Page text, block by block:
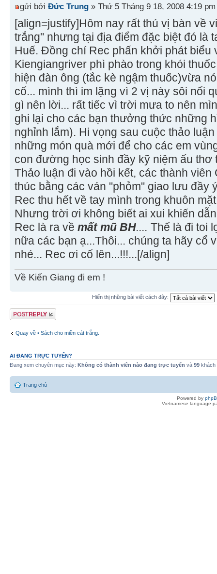
gửi bởi Đức Trung » Thứ 5 Tháng 9 18, 2008 4:19 pm
[align=justify]Hôm nay rất thú vị bàn về
trắng" nhưng tại địa điểm đặc biệt đó là
Huế. Đồng chí Rec phấn khởi phát
Kiengiangriver phì phào trong khói
hiện đàn ông (tắc kè ngậm thuốc)vừa
cố... mình thì im lặng vì 2 vị này sôi nổi
gì nên lời... rất tiếc vì trời mưa to nên
ghi lại cho các bạn thưởng thức những
nghỉnh lắm). Hi vọng sau cuộc thảo
những món quà mới để cho các em
con đường học sinh đầy kỹ niệm ấu thơ
Thảo luận đi vào hồi kết, các thành viên
thúc bằng các ván "phỏm" giao lưu đầy
Rec thu hết về tay mình trong khuôn
Nhưng trời ơi không biết ai xui khiến
Rec là ra về mất mũ BH.... Thế là đi toi
nữa các bạn ạ...Thôi... chúng ta hãy cổ
nhé... Rec ơi cố lên...!!!...[/align]
Về Kiến Giang đi em !
Hiển thị những bài viết cách đây:
Gửi bài trả lời
Quay về • Sách cho miền cát trắng.
AI ĐANG TRỰC TUYẾN?
Đang xem chuyên mục này: Không có thành viên nào đang trực tuyến và 99 khách
Trang chủ
Powered by
Vietnamese language